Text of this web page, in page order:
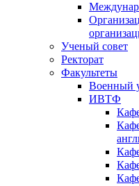
Ученый совет
Ректорат
Факультеты
Военный
ИВТФ